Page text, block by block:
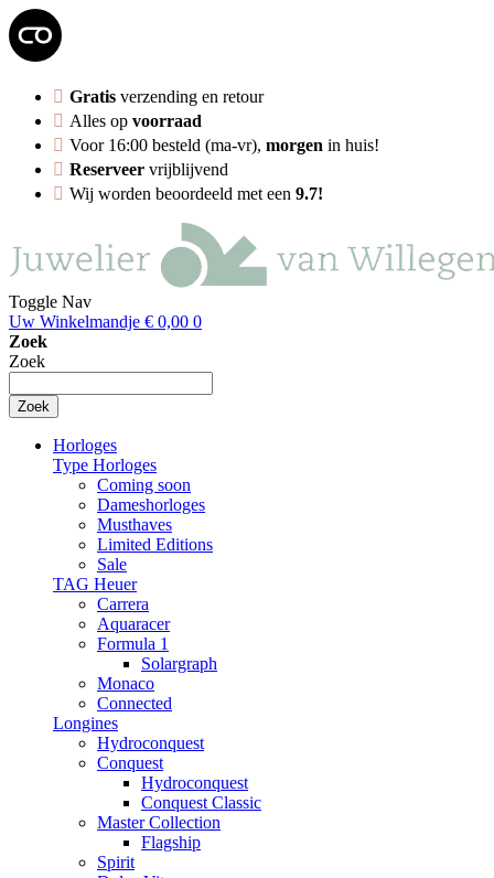
Gratis verzending en retour
Alles op voorraad
Voor 16:00 besteld (ma-vr), morgen in huis!
Reserveer vrijblijvend
Wij worden beoordeeld met een 9.7!
Toggle Nav
Uw Winkelmandje € 0,00 0
Zoek
Zoek
Zoek
Horloges
Type Horloges
Coming soon
Dameshorloges
Musthaves
Limited Editions
Sale
TAG Heuer
Carrera
Aquaracer
Formula 1
Solargraph
Monaco
Connected
Longines
Hydroconquest
Conquest
Hydroconquest
Conquest Classic
Master Collection
Flagship
Spirit